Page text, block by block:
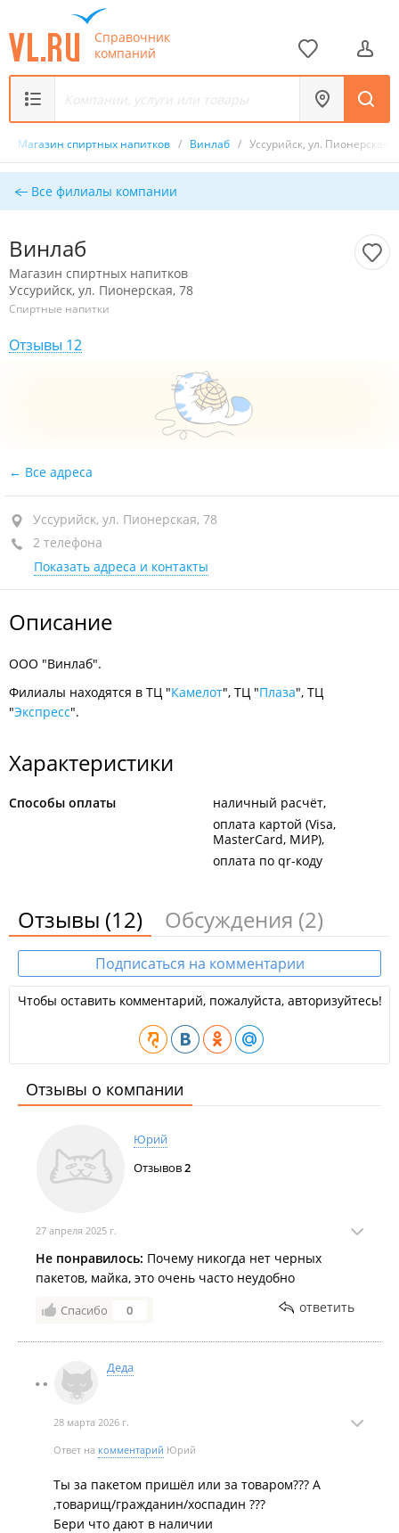
Справочник
компаний
Магазин спиртных напитков / Винлаб / Уссурийск, ул. Пионерская,
Все филиалы компании
Винлаб
Магазин спиртных напитков
Уссурийск, ул. Пионерская, 78
Спиртные напитки
Отзывы 12
Все адреса
Уссурийск, ул. Пионерская, 78
2 телефона
Показать адреса и контакты
Описание
ООО "Винлаб".
Филиалы находятся в ТЦ "Камелот", ТЦ "Плаза", ТЦ
"Экспресс".
Характеристики
Способы оплаты
наличный расчёт
оплата картой (Visa,
MasterCard, МИР)
оплата по qr-коду
Отзывы (12) Обсуждения (2)
Подписаться на комментарии
Чтобы оставить комментарий, пожалуйста, авторизуйтесь!
Отзывы о компании
Юрий
Отзывов2
27 апреля 2025 г.
Не понравилось: Почему никогда нет черных
пакетов, майка, это очень часто неудобно
Спасибо 0 ответить
Деда
28 марта 2026 г.
Ответ на комментарий Юрий
Ты за пакетом пришёл или за товаром??? А
,товарищ/гражданин/хоспадин ???
Бери что дают в наличии